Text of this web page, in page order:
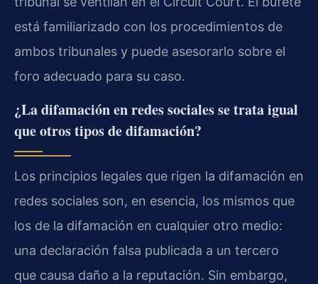
está familiarizado con los procedimientos de
ambos tribunales y puede asesorarlo sobre el
foro adecuado para su caso.
¿La difamación en redes sociales se trata igual
que otros tipos de difamación?
Los principios legales que rigen la difamación en
redes sociales son, en esencia, los mismos que
los de la difamación en cualquier otro medio:
una declaración falsa publicada a un tercero
que causa daño a la reputación. Sin embargo,